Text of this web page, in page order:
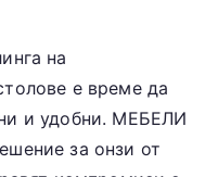
на
е време да
и удобни. МЕБЕЛИ
за онзи от